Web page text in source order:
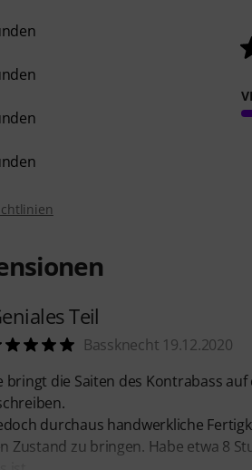
Teil
Bassknecht 19.12.2020
bringt die Saiten des Kontrabass
durchaus handwerkliche
Zustand zu bringen. Habe etwa 8